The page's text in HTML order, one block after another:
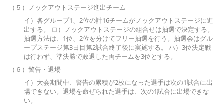
（５）ノックアウトステージ進出チーム
イ）各グループ1、2位の計16チームがノックアウトステージに進
出する。 ロ）ノックアウトステージの組合せは抽選で決定する。
抽選方法は、1位、2位を分けてフリー抽選を行う。抽選会はグル
ープステージ第3日目第2試合終了後に実施する。 ハ）3位決定戦
は行わず、準決勝で敗退した両チームを3位とする。
（６）警告・退場
イ）大会期間中、警告の累積が2枚になった選手は次の1試合に出
場できない。退場を命ぜられた選手は、次の1試合に出場できな
い。